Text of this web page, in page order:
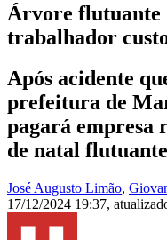
Árvore flutuante
trabalhador
Após acidente
prefeitura de
pagará empresa
de natal flutuante
José Augusto Limão,
17/12/2024 19:37,